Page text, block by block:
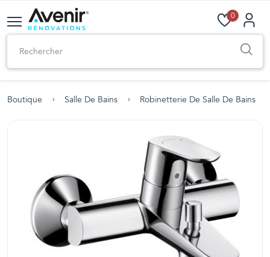
0
Boutique Salle De Bains Robinetterie De Salle De Bains